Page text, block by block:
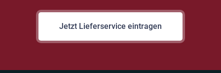
Jetzt Lieferservice eintragen